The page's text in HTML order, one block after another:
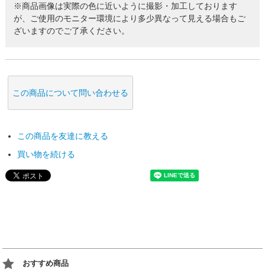
※商品画像は実際の色に近いように撮影・加工しております
が、ご使用のモニター環境により多少異なって見える場合もご
ざいますのでご了承ください。
この商品について問い合わせる
この商品を友達に教える
買い物を続ける
おすすめ商品